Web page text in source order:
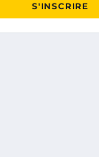
S'INSCRIRE